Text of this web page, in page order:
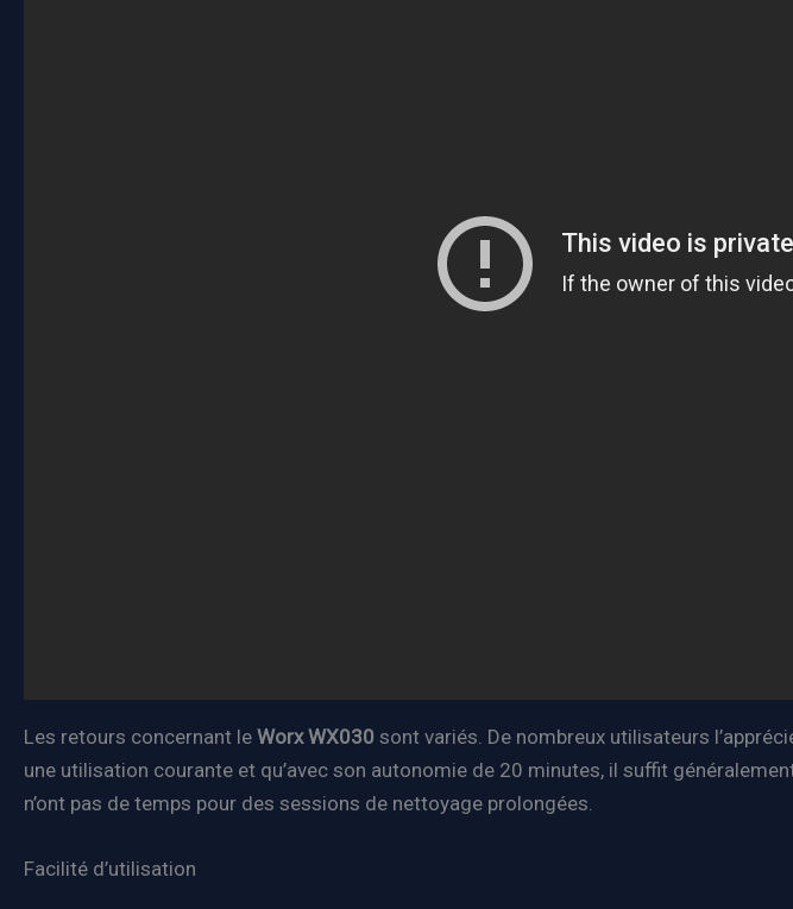
Les retours concernant le Worx WX030 sont variés. De nombreux utilisateurs
une utilisation courante et qu’avec son autonomie de 20 minutes, il suffit
n’ont pas de temps pour des sessions de nettoyage prolongées.
Facilité d’utilisation